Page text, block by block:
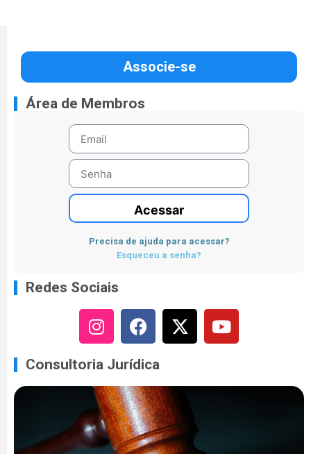
Associe-se
Área de Membros
Acessar
Precisa de ajuda para acessar?
Esqueceu a senha?
Redes Sociais
Consultoria Jurídica